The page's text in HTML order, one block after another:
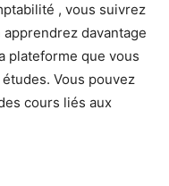
, vous suivrez
davantage
plateforme que vous
Vous pouvez
cours liés aux